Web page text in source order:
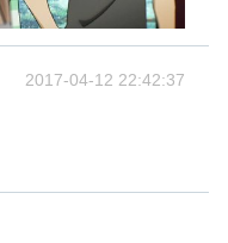
2017-04-12 22:42:37